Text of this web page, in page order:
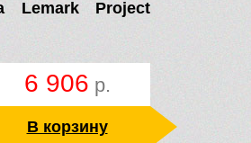
Lemark Project
6 906 р.
В корзину